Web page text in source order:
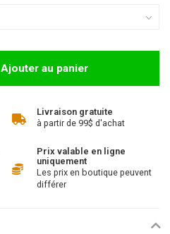
Ajouter au panier
Livraison gratuite
à partir de 99$ d'achat
Prix valable en ligne
uniquement
Les prix en boutique peuvent
différer